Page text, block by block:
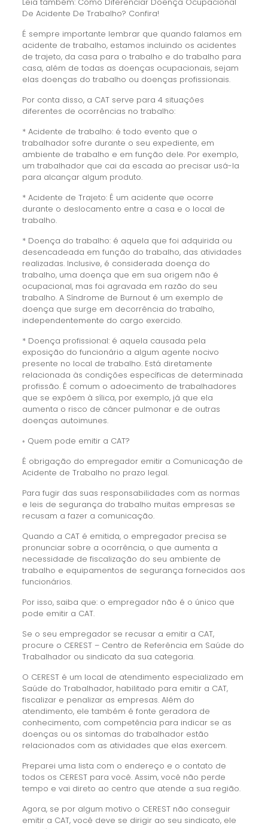
De Acidente De Trabalho? Confira!
É sempre importante lembrar que quando falamos em
acidente de trabalho, estamos incluindo os acidentes
de trajeto, da casa para o trabalho e do trabalho para
casa, além de todas as doenças ocupacionais, sejam
elas doenças do trabalho ou doenças profissionais.
Por conta disso, a CAT serve para 4 situações
diferentes de ocorrências no trabalho:
* Acidente de trabalho: é todo evento que o
trabalhador sofre durante o seu expediente, em
ambiente de trabalho e em função dele. Por exemplo,
um trabalhador que cai da escada ao precisar usá-la
para alcançar algum produto.
* Acidente de Trajeto: É um acidente que ocorre
durante o deslocamento entre a casa e o local de
trabalho.
* Doença do trabalho: é aquela que foi adquirida ou
desencadeada em função do trabalho, das atividades
realizadas. Inclusive, é considerada doença do
trabalho, uma doença que em sua origem não é
ocupacional, mas foi agravada em razão do seu
trabalho. A Síndrome de Burnout é um exemplo de
doença que surge em decorrência do trabalho,
independentemente do cargo exercido.
* Doença profissional: é aquela causada pela
exposição do funcionário a algum agente nocivo
presente no local de trabalho. Está diretamente
relacionada às condições específicas de determinada
profissão. É comum o adoecimento de trabalhadores
que se expõem à sílica, por exemplo, já que ela
aumenta o risco de câncer pulmonar e de outras
doenças autoimunes.
◦ Quem pode emitir a CAT?
É obrigação do empregador emitir a Comunicação de
Acidente de Trabalho no prazo legal.
Para fugir das suas responsabilidades com as normas
e leis de segurança do trabalho muitas empresas se
recusam a fazer a comunicação.
Quando a CAT é emitida, o empregador precisa se
pronunciar sobre a ocorrência, o que aumenta a
necessidade de fiscalização do seu ambiente de
trabalho e equipamentos de segurança fornecidos aos
funcionários.
Por isso, saiba que: o empregador não é o único que
pode emitir a CAT.
Se o seu empregador se recusar a emitir a CAT,
procure o CEREST – Centro de Referência em Saúde do
Trabalhador ou sindicato da sua categoria.
O CEREST é um local de atendimento especializado em
Saúde do Trabalhador, habilitado para emitir a CAT,
fiscalizar e penalizar as empresas. Além do
atendimento, ele também é fonte geradora de
conhecimento, com competência para indicar se as
doenças ou os sintomas do trabalhador estão
relacionados com as atividades que elas exercem.
Preparei uma lista com o endereço e o contato de
todos os CEREST para você. Assim, você não perde
tempo e vai direto ao centro que atende a sua região.
Agora, se por algum motivo o CEREST não conseguir
emitir a CAT, você deve se dirigir ao seu sindicato, ele